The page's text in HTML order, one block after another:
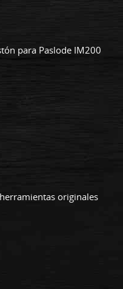
para Paslode IM200
originales